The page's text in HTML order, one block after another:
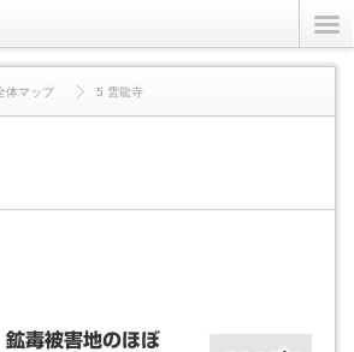
体マップ 5 雲龍寺
毒被害地のほぼ